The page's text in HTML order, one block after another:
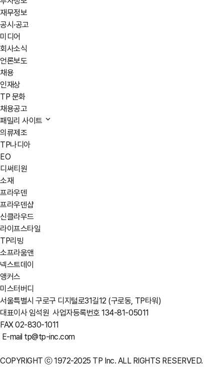
재무정보
공시·공고
미디어
회사소식
언론보도
채용
인재상
TP 문화
채용공고
패밀리 사이트
의류제조
TP나디아
EO
디써티원
소재
프라우덴
프라우덴샵
신클라우드
라이프스타일
TP리빙
소프라움앤
넥스트데이
앵커스
미스터버디
서울특별시 구로구 디지털로31길12 (구로동, TP타워)
대표이사 임석원 사업자등록번호 134-81-05011
FAX 02-830-1011
E-mail tp@tp-inc.com
COPYRIGHT ⓒ 1972-2025 TP Inc. ALL RIGHTS RESERVED.